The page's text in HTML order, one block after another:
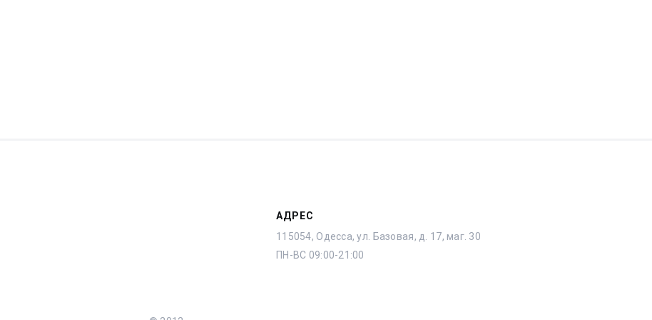
АДРЕС
115054, Одесса, ул. Базовая, д. 17, маг. 30
ПН-ВС 09:00-21:00